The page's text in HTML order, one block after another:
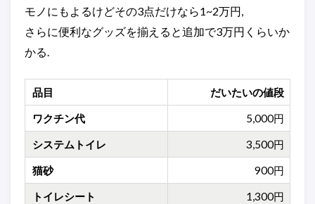
モノにもよるけどその3点だけなら1~2万円,
さらに便利なグッズを揃えると追加で3万円くらいか
かる.
品目 だいたいの値段
ワクチン代 5,000円
システムトイレ 3,500円
猫砂 900円
トイレシート 1,300円